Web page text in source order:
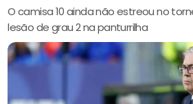
O camisa 10 ainda não estreou no
lesão de grau 2 na panturrilha